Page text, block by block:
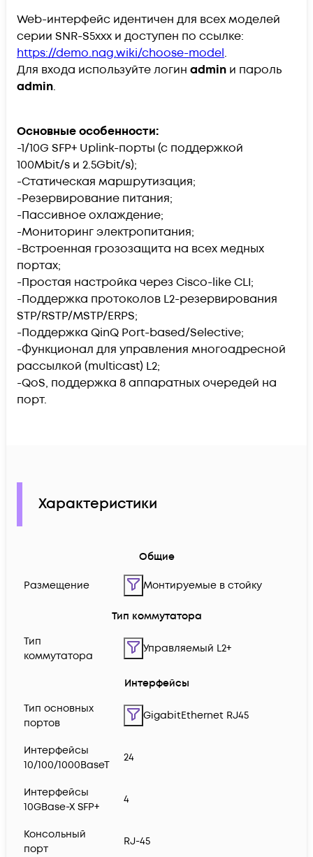
Web-интерфейс идентичен для всех моделей
серии SNR-S5xxx и доступен по ссылке:
https://demo.nag.wiki/choose-model.
Для входа используйте логин admin и пароль
admin.
Основные особенности:
-1/10G SFP+ Uplink-порты (с поддержкой
100Mbit/s и 2.5Gbit/s);
-Статическая маршрутизация;
-Резервирование питания;
-Пассивное охлаждение;
-Мониторинг электропитания;
-Встроенная грозозащита на всех медных
портах;
-Простая настройка через Cisco-like CLI;
-Поддержка протоколов L2-резервирования
STP/RSTP/MSTP/ERPS;
-Поддержка QinQ Port-based/Selective;
-Функционал для управления многоадресной
рассылкой (multicast) L2;
-QoS, поддержка 8 аппаратных очередей на
порт.
Характеристики
Общие
Размещение Монтируемые в стойку
Тип коммутатора
Тип
коммутатора
Управляемый L2+
Интерфейсы
Тип основных
портов
GigabitEthernet RJ45
Интерфейсы
10/100/1000BaseT
24
Интерфейсы
10GBase-X SFP+
4
Консольный
порт
RJ-45